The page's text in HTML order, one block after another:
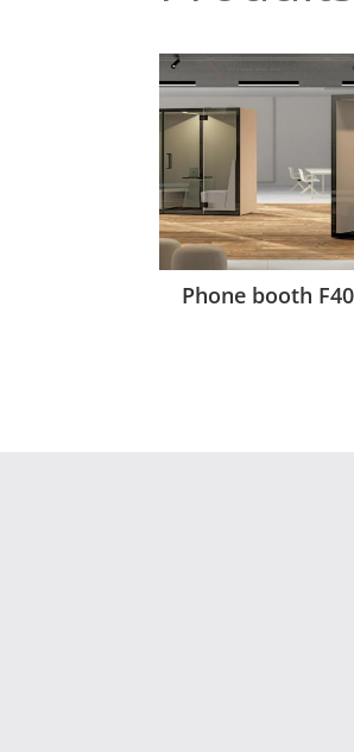
Phone booth F40